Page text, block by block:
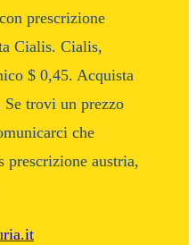
prescrizione
Cialis. Cialis,
$ 0,45. Acquista
trovi un prezzo
che
prescrizione austria,